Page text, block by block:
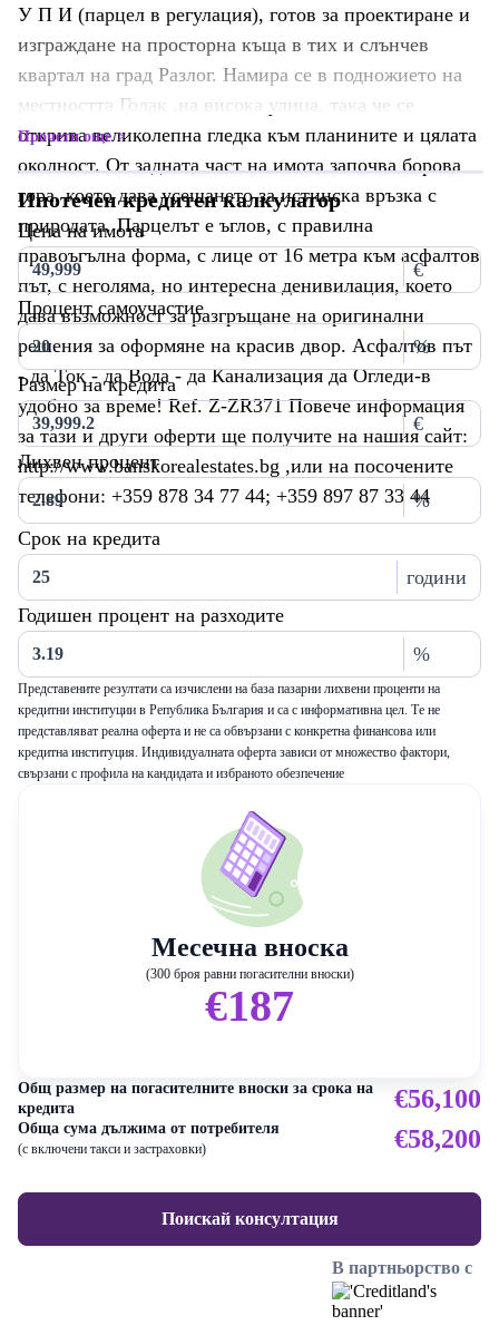
У П И (парцел в регулация), готов за проектиране и
изграждане на просторна къща в тих и слънчев
квартал на град Разлог. Намира се в подножието на
местността Голак ,на висока улица, така че се
открива великолепна гледка към планините и цялата
околност. От задната част на имота започва борова
гора, което дава усещането за истинска връзка с
природата. Парцелът е ъглов, с правилна
правоъгълна форма, с лице от 16 метра към асфалтов
път, с неголямa, но интересна денивилация, което
дава възможност за разгръщане на оригинални
решения за оформяне на красив двор. Асфалтов път
- да Ток - да Вода - да Канализация да Огледи-в
удобно за време! Ref. Z-ZR371 Повече информация
за тази и други оферти ще получите на нашия сайт:
http://www.banskorealestates.bg ,или на посочените
телефони: +359 878 34 77 44; +359 897 87 33 44
Прочети още
Ипотечен кредитен калкулатор
Цена на имота
€
Процент самоучастие
%
Размер на кредита
€
Лихвен процент
%
Срок на кредита
години
Годишен процент на разходите
%
Представените резултати са изчислени на база пазарни лихвени проценти на
кредитни институции в Република България и са с информативна цел. Те не
представляват реална оферта и не са обвързани с конкретна финансова или
кредитна институция. Индивидуалната оферта зависи от множество фактори,
свързани с профила на кандидата и избраното обезпечение
Месечна вноска
(300 броя равни погасителни вноски)
€187
Общ размер на погасителните вноски за срока на
кредита
€56,100
Обща сума дължима от потребителя
(с включени такси и застраховки) €58,200
Поискай консултация
В партньорство с